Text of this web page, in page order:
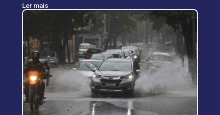
Ler mais